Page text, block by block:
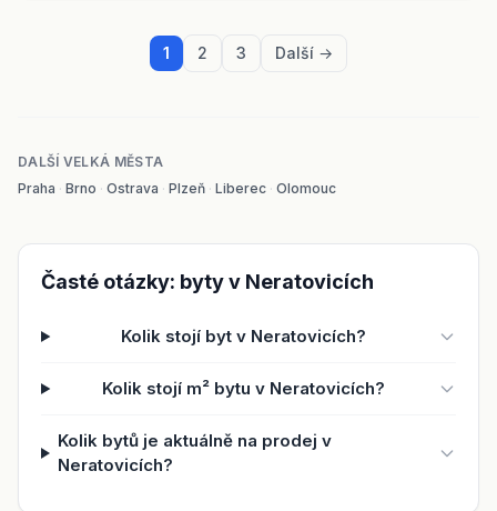
1 2 3 Další →
DALŠÍ VELKÁ MĚSTA
Praha · Brno · Ostrava · Plzeň · Liberec · Olomouc
Časté otázky: byty v Neratovicích
Kolik stojí byt v Neratovicích?
Kolik stojí m² bytu v Neratovicích?
Kolik bytů je aktuálně na prodej v
Neratovicích?